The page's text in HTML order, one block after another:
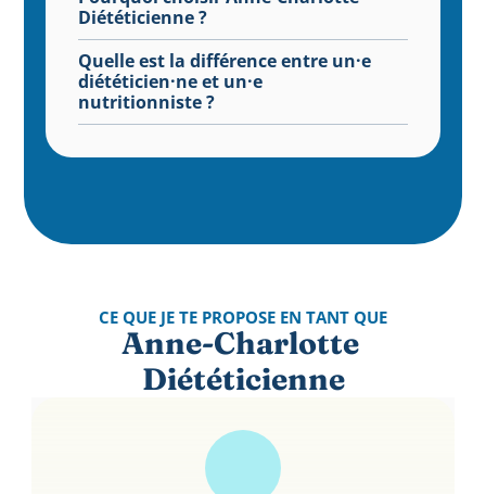
Diététicienne ?
Quelle est la différence entre un·e
diététicien·ne et un·e
nutritionniste ?
CE QUE JE TE PROPOSE EN TANT QUE
Anne-Charlotte
Diététicienne